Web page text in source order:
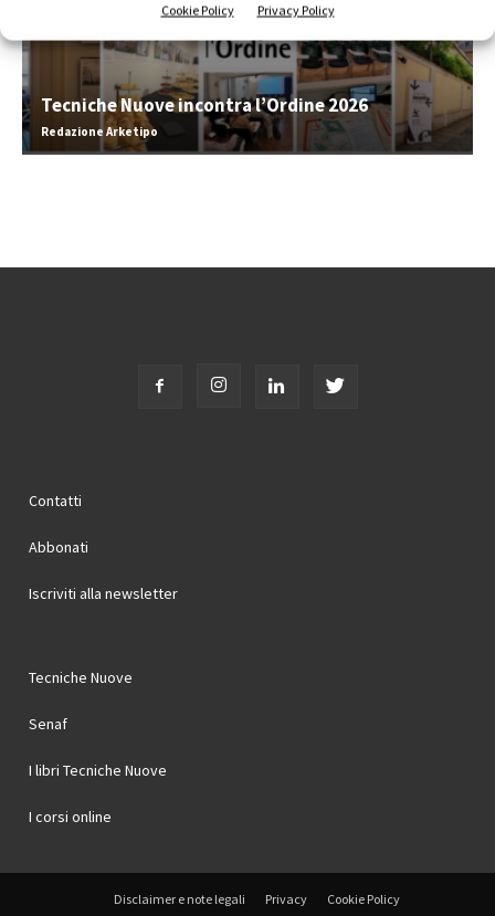
Cookie Policy Privacy Policy
Tecniche Nuove incontra l’Ordine 2026
Redazione Arketipo
Contatti
Abbonati
Iscriviti alla newsletter
Tecniche Nuove
Senaf
I libri Tecniche Nuove
I corsi online
Disclaimer e note legali Privacy Cookie Policy